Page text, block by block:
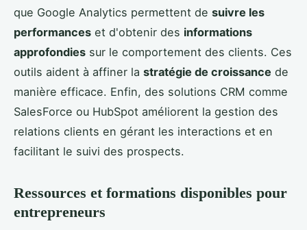
que Google Analytics permettent de suivre les
performances et d'obtenir des informations
approfondies sur le comportement des clients. Ces
outils aident à affiner la stratégie de croissance de
manière efficace. Enfin, des solutions CRM comme
SalesForce ou HubSpot améliorent la gestion des
relations clients en gérant les interactions et en
facilitant le suivi des prospects.
Ressources et formations disponibles pour
entrepreneurs